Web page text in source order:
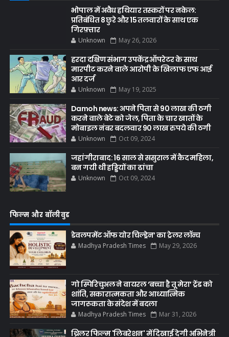
भोपाल में अवैध हथियार तस्करों पर नकेल:
प्रतिबंधित 8 छुरे और 15 तलवारों के साथ एक
गिरफ़्तार
Unknown May 26, 2026
हरदा दक्षिण संभाग उपकेंद्र ऑपरेटर के साथ
मारपीट करने वाले आरोपी के खिलाफ एफ आई
आर दर्ज
Unknown May 19, 2025
Damoh news: अपने पिता से 90 लाख की ठगी
करने वाले बेटे को जेल, पिता के चार खातों के
मोबाइल नंबर बदलवार 90 लाख रुपये की ठगी
Unknown Oct 09, 2024
जहांगीराबाद: 16 साल से ससुराल में कैद महिला,
बन गयी थी हड्डियों का ढांचा
Unknown Oct 09, 2024
फिल्म और बॉलीवुड
डेवलपमेंट ऑफ योर चिल्ड्रेन’ का ट्रेलर लॉन्च
Madhya Pradesh Times May 29, 2026
गो स्पिरिचुअल ने वायरल ‘बच्चा है तू मेरा’ ट्रेंड को
शांति, सकारात्मकता और आध्यात्मिक
जागरूकता के संदेश में बदला
Madhya Pradesh Times Mar 31, 2026
थ्रिलर फिल्म 'लिबरेशन' में दिखाई देगी अभिनेत्री